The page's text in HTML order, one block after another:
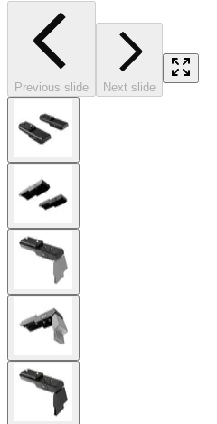
Previous slide Next slide